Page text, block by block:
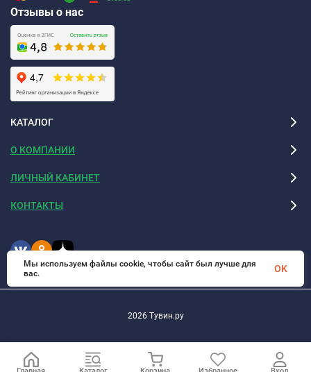
Отзывы о нас
КАТАЛОГ
О КОМПАНИИ
ЛИЧНЫЙ КАБИНЕТ
КОНТАКТЫ
2026 Тувин.ру
Мы используем файлы cookie, чтобы сайт был лучше для
вас.
OK